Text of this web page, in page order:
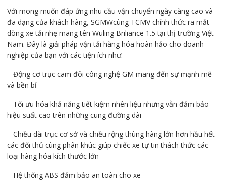
Với mong muốn đáp ứng nhu cầu vận chuyển ngày càng cao và
đa dạng của khách hàng, SGMWcùng TCMV chính thức ra mắt
dòng xe tải nhẹ mang tên Wuling Briliance 1.5 tại thị trường Việt
Nam. Đây là giải pháp vận tải hàng hóa hoàn hảo cho doanh
nghiệp của bạn với các tiện ích như:
– Động cơ trục cam đôi công nghệ GM mang đến sự mạnh mẽ
và bền bỉ
– Tối ưu hóa khả năng tiết kiệm nhên liệu nhưng vẫn đảm bảo
hiệu suất cao trên những cung đường dài
– Chiều dài trục cơ sở và chiều rộng thùng hàng lớn hơn hầu hết
các đối thủ cùng phân khúc giúp chiếc xe tự tin thách thức các
loại hàng hóa kích thước lớn
– Hệ thống ABS đảm bảo an toàn cho xe